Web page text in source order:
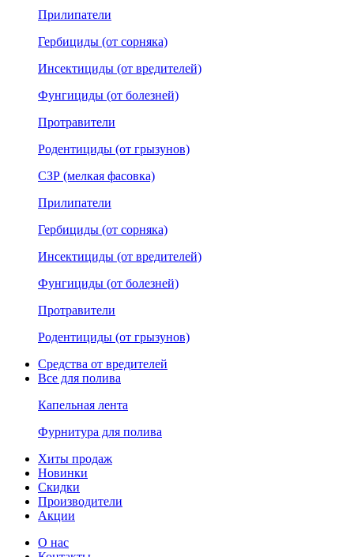
Прилипатели
Гербициды (от сорняка)
Инсектициды (от вредителей)
Фунгициды (от болезней)
Протравители
Родентициды (от грызунов)
СЗР (мелкая фасовка)
Прилипатели
Гербициды (от сорняка)
Инсектициды (от вредителей)
Фунгициды (от болезней)
Протравители
Родентициды (от грызунов)
Средства от вредителей
Все для полива
Капельная лента
Фурнитура для полива
Хиты продаж
Новинки
Скидки
Производители
Акции
О нас